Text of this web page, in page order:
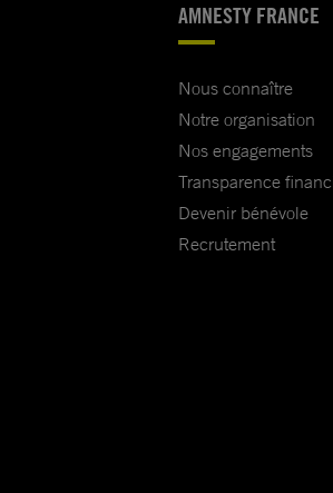
AMNESTY FRANCE
Nous connaître
Notre organisation
Nos engagements
Transparence
Devenir bénévole
Recrutement